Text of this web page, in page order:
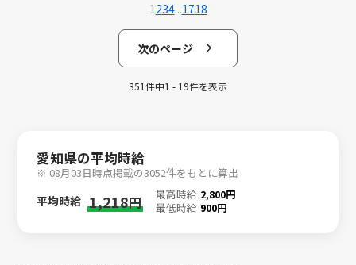
1234...1718
次のページ
351件中1 - 19件を表示
愛知県の平均時給
※ 08月03日時点掲載の3052件をもとに算出
平均時給 1,218円 最高時給 2,800円
最低時給 900円